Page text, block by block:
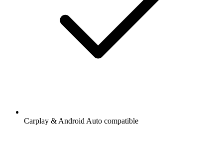
Carplay & Android Auto compatible